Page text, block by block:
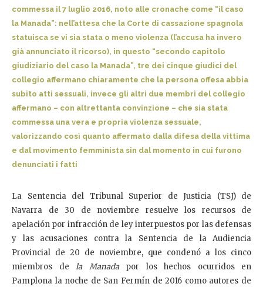
commessa il 7 luglio 2016, noto alle cronache come “il caso
la Manada”: nell’attesa che la Corte di cassazione spagnola
statuisca se vi sia stata o meno violenza (l’accusa ha invero
già annunciato il ricorso), in questo “secondo capitolo
giudiziario del caso la Manada”, tre dei cinque giudici del
collegio affermano chiaramente che la persona offesa abbia
subito atti sessuali, invece gli altri due membri del collegio
affermano – con altrettanta convinzione – che sia stata
commessa una vera e propria violenza sessuale,
valorizzando così quanto affermato dalla difesa della vittima
e dal movimento femminista sin dal momento in cui furono
denunciati i fatti
La Sentencia del Tribunal Superior de Justicia (TSJ) de
Navarra de 30 de noviembre resuelve los recursos de
apelación por infracción de ley interpuestos por las defensas
y las acusaciones contra la Sentencia de la Audiencia
Provincial de 20 de noviembre, que condenó a los cinco
miembros de la Manadapor los hechos ocurridos en
Pamplona la noche de San Fermín de 2016 como autores de